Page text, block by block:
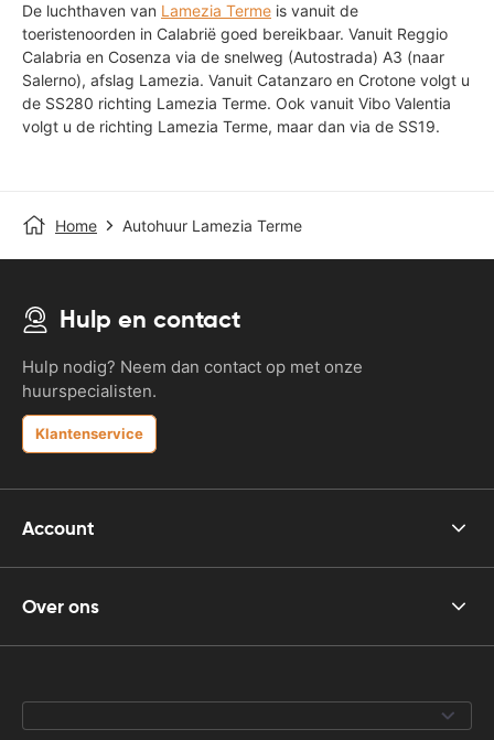
De luchthaven van Lamezia Terme is vanuit de
toeristenoorden in Calabrië goed bereikbaar. Vanuit Reggio
Calabria en Cosenza via de snelweg (Autostrada) A3 (naar
Salerno), afslag Lamezia. Vanuit Catanzaro en Crotone volgt u
de SS280 richting Lamezia Terme. Ook vanuit Vibo Valentia
volgt u de richting Lamezia Terme, maar dan via de SS19.
Home Autohuur Lamezia Terme
Hulp en contact
Hulp nodig? Neem dan contact op met onze
huurspecialisten.
Klantenservice
Account
Over ons